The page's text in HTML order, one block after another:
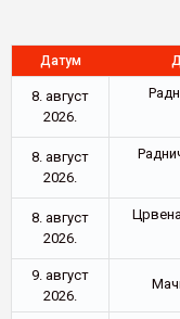
Датум
8. август
2026.
8. август
2026.
8. август
2026.
9. август
2026.